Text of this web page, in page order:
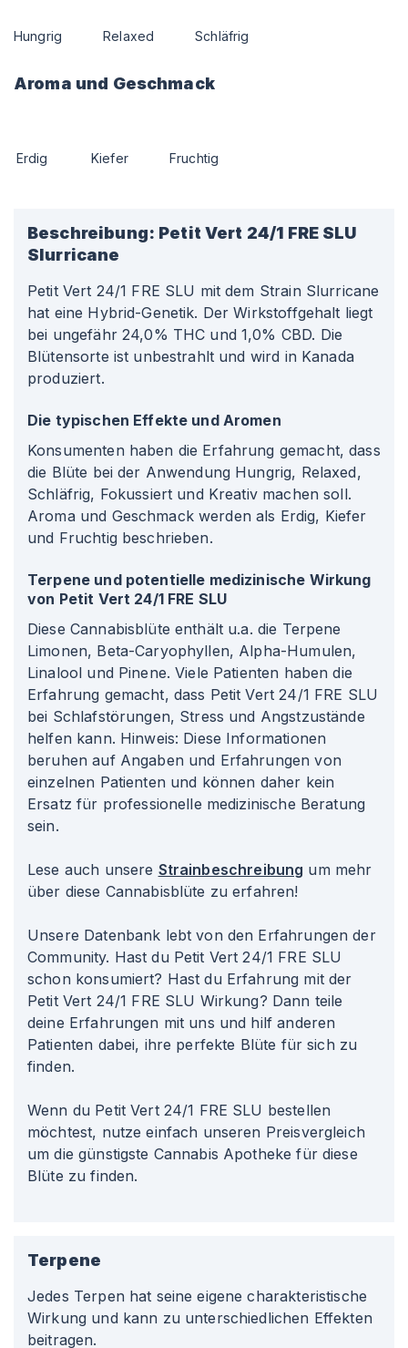
Hungrig Relaxed Schläfrig
Aroma und Geschmack
Erdig Kiefer Fruchtig
Beschreibung: Petit Vert 24/1 FRE SLU
Slurricane
Petit Vert 24/1 FRE SLU mit dem Strain Slurricane
hat eine Hybrid-Genetik. Der Wirkstoffgehalt liegt
bei ungefähr 24,0% THC und 1,0% CBD. Die
Blütensorte ist unbestrahlt und wird in Kanada
produziert.
Die typischen Effekte und Aromen
Konsumenten haben die Erfahrung gemacht, dass
die Blüte bei der Anwendung Hungrig, Relaxed,
Schläfrig, Fokussiert und Kreativ machen soll.
Aroma und Geschmack werden als Erdig, Kiefer
und Fruchtig beschrieben.
Terpene und potentielle medizinische Wirkung
von Petit Vert 24/1 FRE SLU
Diese Cannabisblüte enthält u.a. die Terpene
Limonen, Beta-Caryophyllen, Alpha-Humulen,
Linalool und Pinene. Viele Patienten haben die
Erfahrung gemacht, dass Petit Vert 24/1 FRE SLU
bei Schlafstörungen, Stress und Angstzustände
helfen kann. Hinweis: Diese Informationen
beruhen auf Angaben und Erfahrungen von
einzelnen Patienten und können daher kein
Ersatz für professionelle medizinische Beratung
sein.
Lese auch unsere Strainbeschreibung um mehr
über diese Cannabisblüte zu erfahren!
Unsere Datenbank lebt von den Erfahrungen der
Community. Hast du Petit Vert 24/1 FRE SLU
schon konsumiert? Hast du Erfahrung mit der
Petit Vert 24/1 FRE SLU Wirkung? Dann teile
deine Erfahrungen mit uns und hilf anderen
Patienten dabei, ihre perfekte Blüte für sich zu
finden.
Wenn du Petit Vert 24/1 FRE SLU bestellen
möchtest, nutze einfach unseren Preisvergleich
um die günstigste Cannabis Apotheke für diese
Blüte zu finden.
Terpene
Jedes Terpen hat seine eigene charakteristische
Wirkung und kann zu unterschiedlichen Effekten
beitragen.